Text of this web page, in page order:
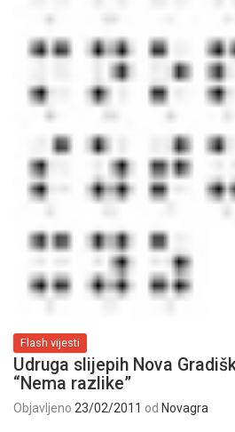
Flash vijesti
Udruga slijepih Nova
“Nema razlike”
Objavljeno 23/02/2011 od Novagra